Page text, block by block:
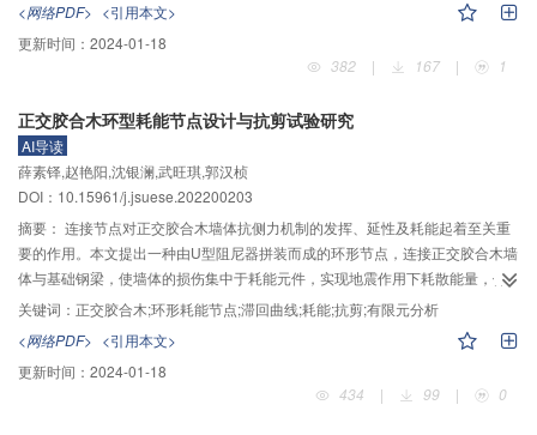
shoes（WPC）、集成钢筋式（IPC）、分布钢筋式（DPC）对墙体基本力学
性能的影响。研究结果表明：全装配式复合墙体是一种轻质、高强、节能、抗
震性能良好的结构受力构件，试件中的填充体、中部肋格、边肋柱依次发挥作
载分别提升6%和10%，WPC分别提升2%和5%；试件的位移延性系数均大于
3.3，符合钢筋混凝土结构抗震设计要求；各试件的刚度退化规律基本相同，其
中，DPC试件的刚度退化速率最快；各试件的累积耗能均呈累积增长趋势，IPC
累积耗能是WPC累积耗能的1.08倍，是DPC累计耗能的1.13倍。3种不同形式
盒式连接构造均具有可靠的连接性能，集成钢筋式盒式连接综合抗震性能表现
最优，其生产及安装方式也更为简单高效，适合运用于实际工程。
<网络PDF> <引用本文>
更新时间： 2024-01-18
382
| 167 | 1
正交胶合木环型耗能节点设计与抗剪试验研究
AI导读
薛素铎,赵艳阳,沈银澜,武旺琪,郭汉桢
DOI：10.15961/j.jsuese.202200203
摘要： 连接节点对正交胶合木墙体抗侧力机制的发挥、延性及耗能起着至关重
要的作用。本文提出一种由U型阻尼器拼装而成的环形节点，连接正交胶合木墙
体与基础钢梁，使墙体的损伤集中于耗能元件，实现地震作用下耗散能量，保
护正交胶合木墙体，同时，实现承载力可预测且损坏后可更换。通过低周往复
抗剪试验，研究了7个不同形状及厚度的环形耗能节点的受剪性能，并对其滞回
曲线、破坏特征、承载力、刚度退化及耗能能力等进行研究，对比不同收腰程
度与钢板厚度对抗剪性能的影响；结合Eurocode 5等标准理论，计算正交胶合
木锚固端钢板螺钉连接的抗剪承载力，推导环形耗能节点的主要力学性能指标
关键词： 正交胶合木;环形耗能节点;滞回曲线;耗能;抗剪;有限元分析
<网络PDF> <引用本文>
更新时间： 2024-01-18
434
| 99 | 0